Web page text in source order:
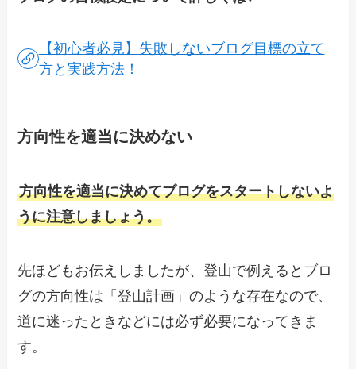
【初心者必見】失敗しないブログ目標の立て
方と実践方法！
方向性を適当に決めない
方向性を適当に決めてブログをスタートしないよ
うに注意しましょう。
先ほどもお伝えしましたが、登山で例えるとブロ
グの方向性は「登山計画」のような存在なので、
道に迷ったときなどには必ず必要になってきま
す。